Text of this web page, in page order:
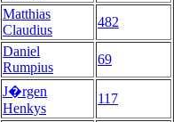
Matthias
Claudius
482
Daniel
Rumpius
69
J�rgen
Henkys
117